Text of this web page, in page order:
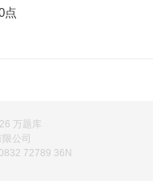
点
万题库
限公司
72789 36N